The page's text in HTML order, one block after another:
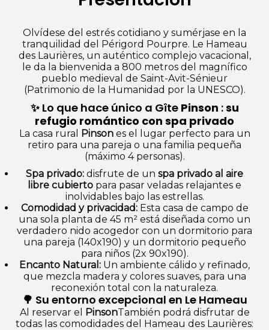
Olvídese del estrés cotidiano y sumérjase en la
tranquilidad del Périgord Pourpre. Le Hameau
des Laurières, un auténtico complejo vacacional,
le da la bienvenida a 800 metros del magnífico
pueblo medieval de Saint-Avit-Sénieur
(Patrimonio de la Humanidad por la UNESCO).
✨ Lo que hace único a Gîte Pinson :su
refugio romántico con spa privado
La casa rural Pinsones el lugar perfecto para un
retiro para una pareja o una familia pequeña
(máximo 4 personas).
Spa privado: disfrute de un spa privado al aire
libre cubierto para pasar veladas relajantes e
inolvidables bajo las estrellas.
Comodidad y privacidad:Esta casa de campo de
una sola planta de 45 m² está diseñada como un
verdadero nido acogedor con un dormitorio para
una pareja (140x190) y un dormitorio pequeño
para niños (2x 90x190).
Encanto Natural: Un ambiente cálido y refinado,
que mezcla madera y colores suaves, para una
reconexión total con la naturaleza.
🌳 Su entorno excepcional en Le Hameau
Al reservar el PinsonTambién podrá disfrutar de
todas las comodidades del Hameau des Laurières: